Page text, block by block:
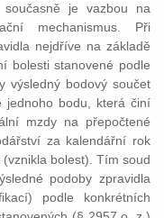
současně je vazbou na
mechanismus. Při
nejdříve na základě
bolesti stanovené podle
výsledný bodový součet
jednoho bodu, která činí
mzdy na přepočtené
za kalendářní rok
bolest). Tím soud
podoby zpravidla
podle konkrétních